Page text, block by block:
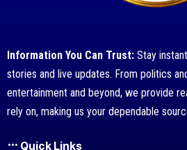
Information You Can Trust: Stay
stories and live updates. From politics
entertainment and beyond, we provide
rely on, making us your dependable
Quick Links